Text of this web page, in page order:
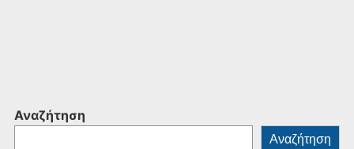
Αναζήτηση
Αναζήτηση